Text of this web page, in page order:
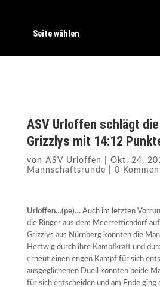
Seite wählen
ASV Urloffen schlägt
Grizzlys mit 14:12
von ASV Urloffen Okt. 24,
Mannschaftsrunde
0
Urloffen…(pe)… Auch im letzten
die Ringer aus dem Meerrettichdorf
Grizzlys aus Nürnberg konnten die
Hertwig durch ihre Kampfkraft und
erneut einen engen Kampf für sich
ausgeglichenen Duell konnten beide
für sich entscheiden und am Ende ging